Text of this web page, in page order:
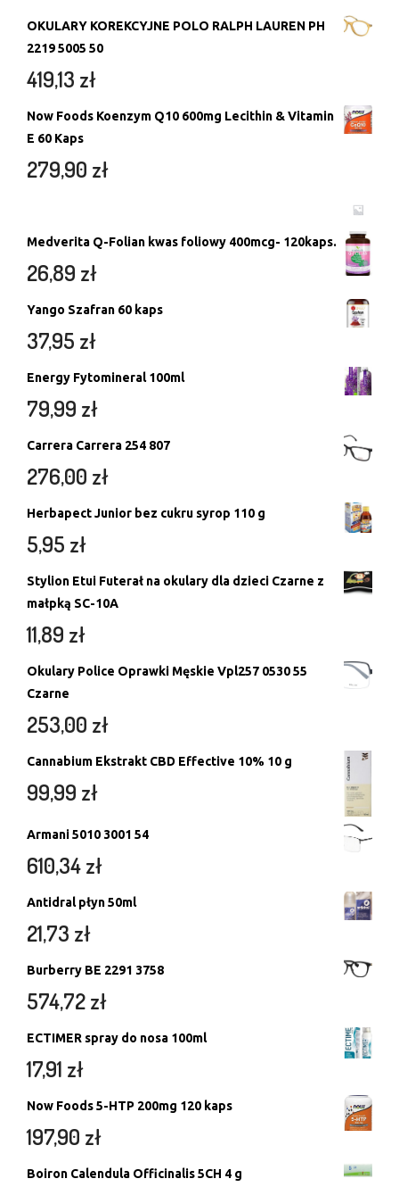
OKULARY KOREKCYJNE POLO RALPH LAUREN PH
2219 5005 50
419,13 zł
Now Foods Koenzym Q10 600mg Lecithin & Vitamin
E 60 Kaps
279,90 zł
Medverita Q-Folian kwas foliowy 400mcg- 120kaps.
26,89 zł
Yango Szafran 60 kaps
37,95 zł
Energy Fytomineral 100ml
79,99 zł
Carrera Carrera 254 807
276,00 zł
Herbapect Junior bez cukru syrop 110 g
5,95 zł
Stylion Etui Futerał na okulary dla dzieci Czarne z
małpką SC-10A
11,89 zł
Okulary Police Oprawki Męskie Vpl257 0530 55
Czarne
253,00 zł
Cannabium Ekstrakt CBD Effective 10% 10 g
99,99 zł
Armani 5010 3001 54
610,34zł
Antidral płyn 50ml
21,73 zł
Burberry BE 2291 3758
574,72zł
ECTIMER spray do nosa 100ml
17,91 zł
Now Foods 5-HTP 200mg 120 kaps
197,90 zł
Boiron Calendula Officinalis 5CH 4 g